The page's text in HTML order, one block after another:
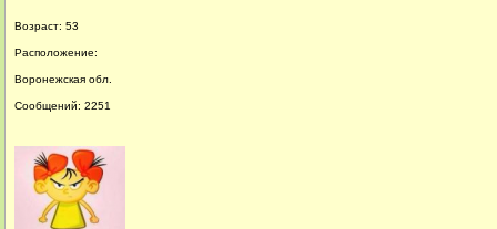
Возраст: 53
Расположение:
Воронежская обл.
Сообщений: 2251